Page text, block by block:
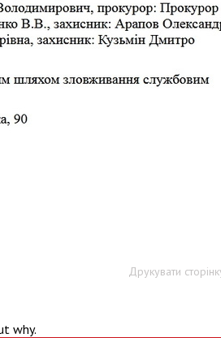
Друкувати
why.